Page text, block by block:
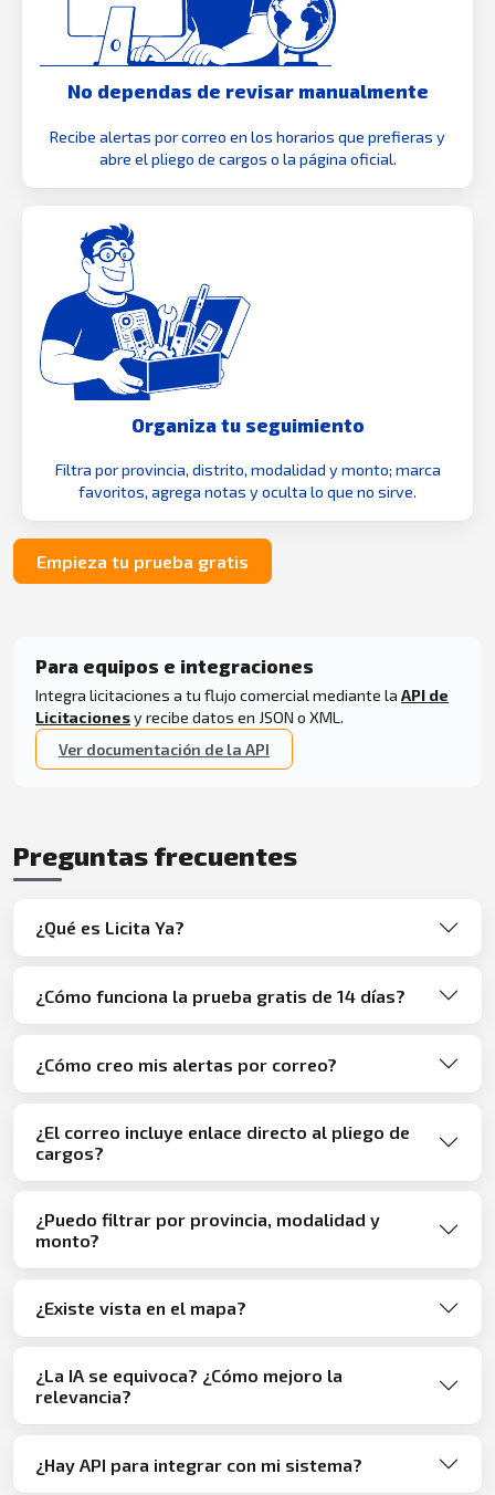
No dependas de revisar manualmente
Recibe alertas por correo en los horarios que prefieras y
abre el pliego de cargos o la página oficial.
Organiza tu seguimiento
Filtra por provincia, distrito, modalidad y monto; marca
favoritos, agrega notas y oculta lo que no sirve.
Empieza tu prueba gratis
Para equipos e integraciones
Integra licitaciones a tu flujo comercial mediante la API de
Licitacionesy recibe datos en JSON o XML.
Ver documentación de la API
Preguntas frecuentes
¿Qué es Licita Ya?
¿Cómo funciona la prueba gratis de 14 días?
¿Cómo creo mis alertas por correo?
¿El correo incluye enlace directo al pliego de
cargos?
¿Puedo filtrar por provincia, modalidad y
monto?
¿Existe vista en el mapa?
¿La IA se equivoca? ¿Cómo mejoro la
relevancia?
¿Hay API para integrar con mi sistema?